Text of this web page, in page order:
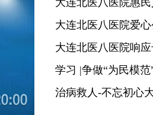
大连北医八医院惠
大连北医八医院爱
大连北医八医院响
学习 |争做“为民模
治病救人-不忘初心